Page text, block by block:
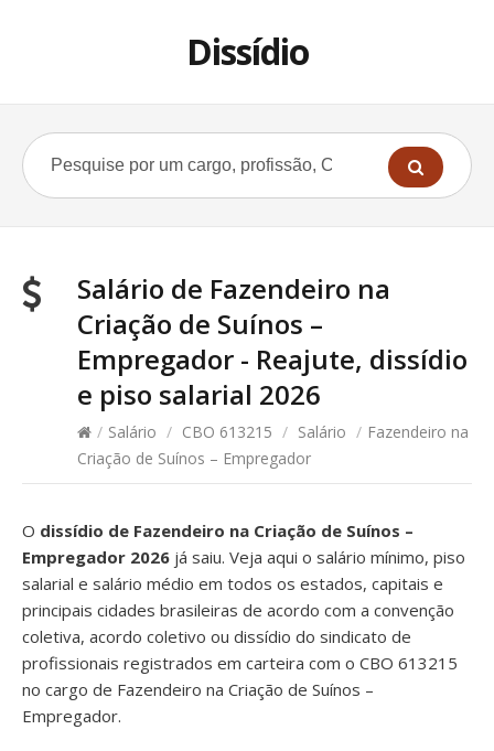
Dissídio
Salário de Fazendeiro na
Criação de Suínos –
Empregador - Reajute, dissídio
e piso salarial 2026
/ Salário / CBO 613215 / Salário / Fazendeiro na
Criação de Suínos – Empregador
O dissídio de Fazendeiro na Criação de Suínos –
Empregador 2026 já saiu. Veja aqui o salário mínimo, piso
salarial e salário médio em todos os estados, capitais e
principais cidades brasileiras de acordo com a convenção
coletiva, acordo coletivo ou dissídio do sindicato de
profissionais registrados em carteira com o CBO 613215
no cargo de Fazendeiro na Criação de Suínos –
Empregador.